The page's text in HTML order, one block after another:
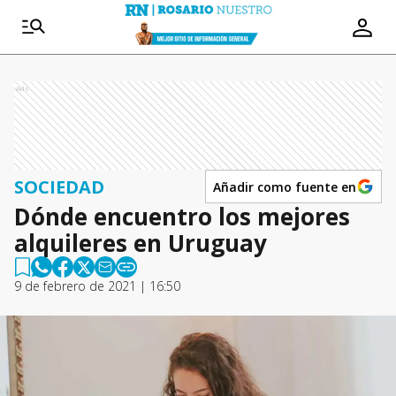
Ads
SOCIEDAD Añadir como fuente en
Dónde encuentro los mejores
alquileres en Uruguay
9 de febrero de 2021 | 16:50